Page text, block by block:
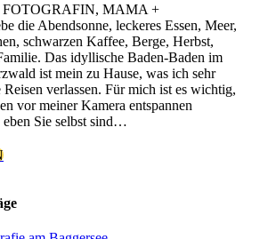
FOTOGRAFIN, MAMA +
die Abendsonne, leckeres Essen, Meer,
schwarzen Kaffee, Berge, Herbst,
Das idyllische Baden-Baden im
ist mein zu Hause, was ich sehr
Reisen verlassen. Für mich ist es wichtig,
vor meiner Kamera entspannen
eben Sie selbst sind…